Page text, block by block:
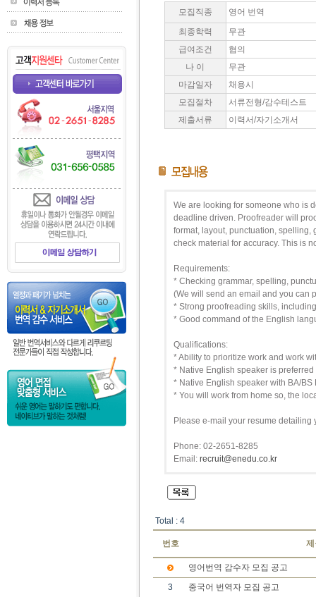
모집직종
영어 번역
최종학력
무관
급여조건
협의
나 이
무관
마감일자
채용시
모집절차
서류전형/감수테스트
제출서류
이력서/자기소개서
We are looking for someone who is
deadline driven. Proofreader will
format, layout, punctuation, spelling,
check material for accuracy. This is
Requirements:
* Checking grammar, spelling,
(We will send an email and you can
* Strong proofreading skills,
* Good command of the English
Qualifications:
* Ability to prioritize work and work
* Native English speaker is preferred
* Native English speaker with BA/
* You will work from home so, the
Please e-mail your resume
Phone: 02-2651-8285
Email: recruit@enedu.co.kr
Total : 4
번호 제
영어번역 감수자 모집 공고
3
중국어 번역자 모집 공고